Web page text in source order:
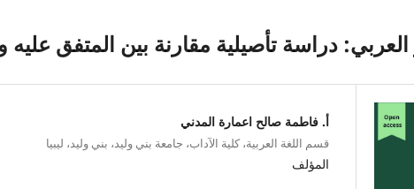
دراسة تأصيلية مقارنة بين المتفق عليه
أ. فاطمة صالح اعمارة المدني
قسم اللغة العربية، كلية الآداب، جامعة بني وليد، بني وليد، ليبيا
المؤلف